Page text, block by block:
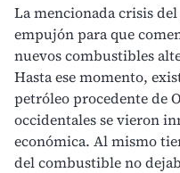
La mencionada crisis
empujón para que
nuevoscombustibles
Hasta ese momento,
petróleo procedente de
occidentales se vieron
económica. Al mismo
del combustible no